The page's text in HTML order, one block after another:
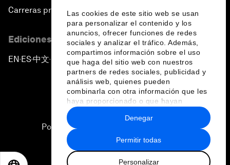
Las cookies de este sitio web se usan
para personalizar el contenido y los
anuncios, ofrecer funciones de redes
sociales y analizar el tráfico. Además,
compartimos información sobre el uso
que haga del sitio web con nuestros
partners de redes sociales, publicidad y
análisis web, quienes pueden
combinarla con otra información que les
haya proporcionado o que hayan
recopilado a partir del uso que haya
hecho de sus servicios.
Permitir todas
Personalizar
Denegar
Carreras profesionales
Ediciones en otros idiomas
EN ▪ES▪中文▪ 日本語
Política de privacidad y normas de uso
Sitemap